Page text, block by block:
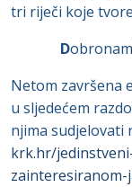
tri riječi koje
D
Netom završena
u sljedećem
njima sudjelovati
krk.hr/
zainteresiranom-